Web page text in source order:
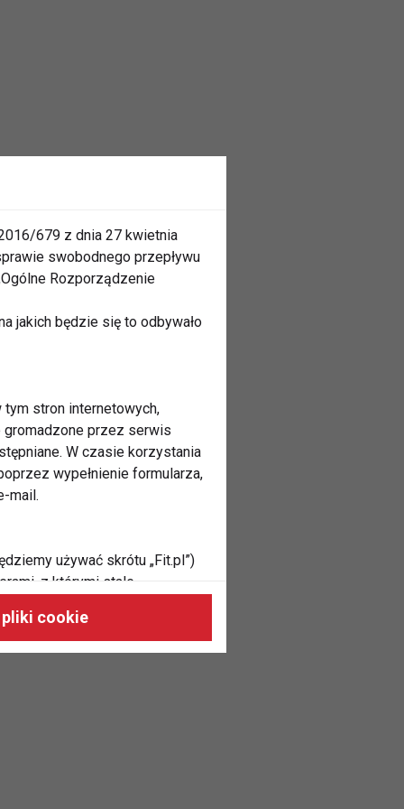
679 z dnia 27 kwietnia
swobodnego przepływu
Rozporządzenie
jakich będzie się to odbywało
tym stron internetowych,
gromadzone przez serwis
W czasie korzystania
wypełnienie formularza,
mail.
używać skrótu „Fit.pl”)
z którymi stale
oraz do
odpowiadać Twoim
cookie